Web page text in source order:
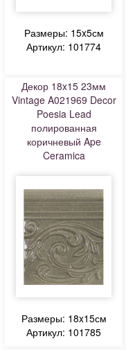
Размеры: 15x5см
Артикул: 101774
Декор 18x15 23мм
Vintage A021969 Decor
Poesia Lead
полированная
коричневый Ape
Ceramica
Размеры: 18x15см
Артикул: 101785